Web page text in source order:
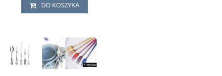
stan idealny.
: oferta asortymentu
ekskluzywnych i codziennego
użytku w branży Home & Garden.
Prezent
na życzenie, za drobną
opłatą zamówienie możemy
zapakować na prezent. W finale
DO KOSZYKA